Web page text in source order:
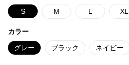
S M L XL
カラー
グレー ブラック ネイビー